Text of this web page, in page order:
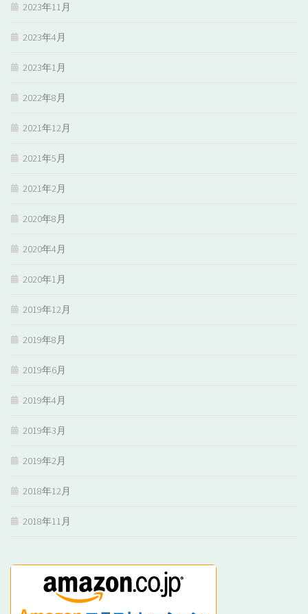
2023年11月
2023年4月
2023年1月
2022年8月
2021年12月
2021年5月
2021年2月
2020年8月
2020年4月
2020年1月
2019年12月
2019年8月
2019年6月
2019年4月
2019年3月
2019年2月
2018年12月
2018年11月